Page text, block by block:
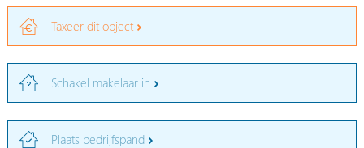
Taxeer dit object
Schakel makelaar in
Plaats bedrijfspand